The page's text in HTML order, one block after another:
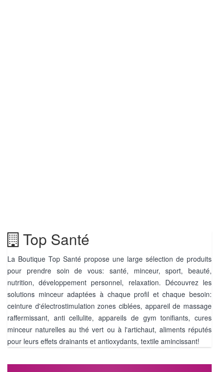
Top Santé
La Boutique Top Santé propose une large sélection de produits
pour prendre soin de vous: santé, minceur, sport, beauté,
nutrition, développement personnel, relaxation. Découvrez les
solutions minceur adaptées à chaque profil et chaque besoin:
ceinture d'électrostimulation zones ciblées, appareil de massage
raffermissant, anti cellulite, appareils de gym tonifiants, cures
minceur naturelles au thé vert ou à l'artichaut, aliments réputés
pour leurs effets drainants et antioxydants, textile amincissant!